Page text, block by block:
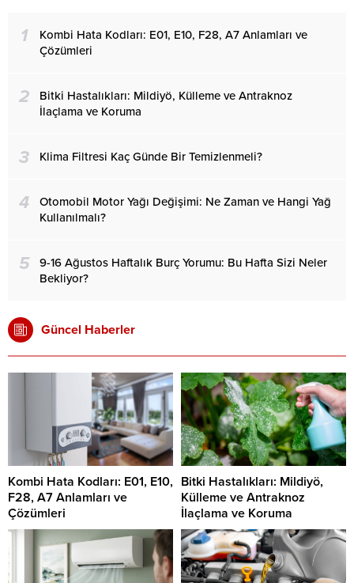
1
Kombi Hata Kodları: E01, E10, F28, A7 Anlamları ve
Çözümleri
2
Bitki Hastalıkları: Mildiyö, Külleme ve Antraknoz
İlaçlama ve Koruma
3 Klima Filtresi Kaç Günde Bir Temizlenmeli?
4
Otomobil Motor Yağı Değişimi: Ne Zaman ve Hangi Yağ
Kullanılmalı?
5
9-16 Ağustos Haftalık Burç Yorumu: Bu Hafta Sizi Neler
Bekliyor?
Güncel Haberler
Kombi Hata Kodları: E01, E10,
F28, A7 Anlamları ve
Çözümleri
Bitki Hastalıkları: Mildiyö,
Külleme ve Antraknoz
İlaçlama ve Koruma